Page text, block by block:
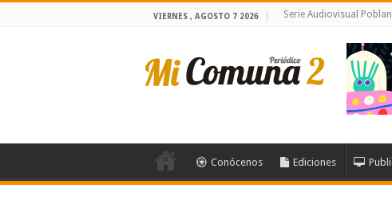
VIERNES , AGOSTO 7 2026 Serie Audiovisual
Conócenos Ediciones